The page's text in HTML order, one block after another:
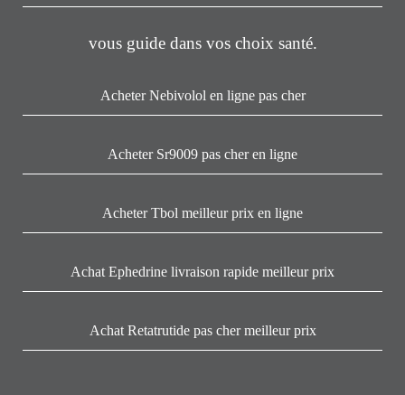
vous guide dans vos choix santé.
Acheter Nebivolol en ligne pas cher
Acheter Sr9009 pas cher en ligne
Acheter Tbol meilleur prix en ligne
Achat Ephedrine livraison rapide meilleur prix
Achat Retatrutide pas cher meilleur prix